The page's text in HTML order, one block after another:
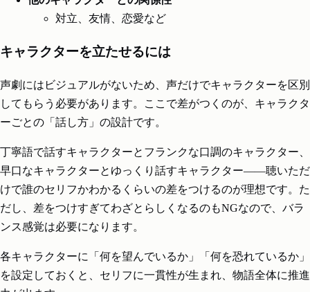
対立、友情、恋愛など
キャラクターを立たせるには
声劇にはビジュアルがないため、声だけでキャラクターを区別
してもらう必要があります。ここで差がつくのが、キャラクタ
ーごとの「話し方」の設計です。
丁寧語で話すキャラクターとフランクな口調のキャラクター、
早口なキャラクターとゆっくり話すキャラクター――聴いただ
けで誰のセリフかわかるくらいの差をつけるのが理想です。た
だし、差をつけすぎてわざとらしくなるのもNGなので、バラ
ンス感覚は必要になります。
各キャラクターに「何を望んでいるか」「何を恐れているか」
を設定しておくと、セリフに一貫性が生まれ、物語全体に推進